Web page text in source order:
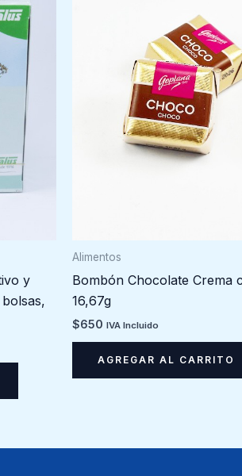
y
Alimentos
Bombón Chocolate Crema
16,67g
$650 IVA Incluido
AGREGAR AL CARRITO